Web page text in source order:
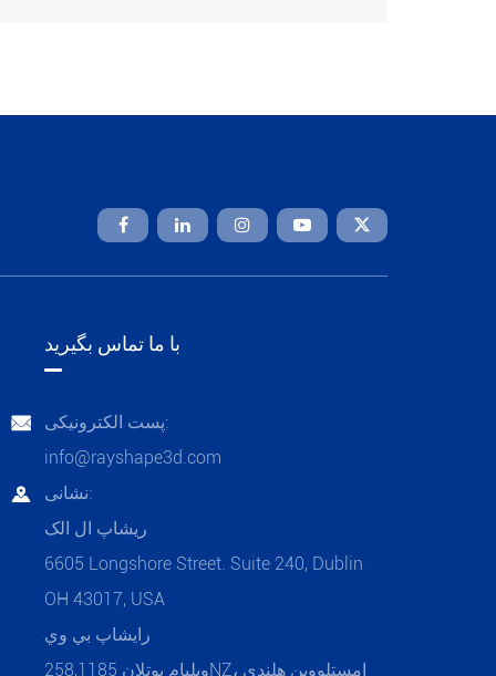

با ما تماس بگیرید

پست الکترونیکی:
info@rayshape3d.com

نشانی:
ريشاپ ال الک
6605 Longshore Street. Suite 240, Dublin
OH 43017, USA
رايشاپ بي وي
ویلیام بوتلان 258,1185NZ، امستلووین هلندی